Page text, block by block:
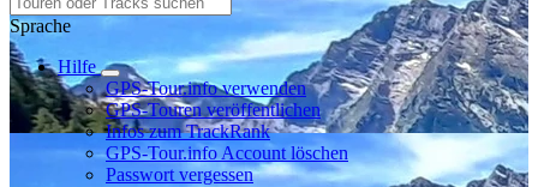
Sprache
Hilfe
GPS-Tour.info verwenden
GPS-Touren veröffentlichen
Infos zum TrackRank
GPS-Tour.info Account löschen
Passwort vergessen